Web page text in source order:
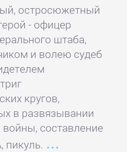
остросюжетный
- офицер
штаба,
и волею судеб
кругов,
в развязывании
составление
пикуль.